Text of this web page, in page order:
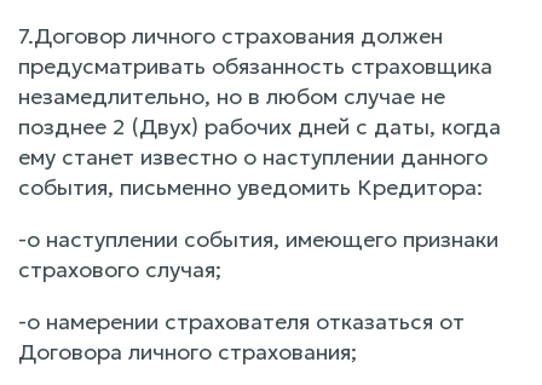
7.Договор личного страхования должен
предусматривать обязанность страховщика
незамедлительно, но в любом случае не
позднее 2 (Двух) рабочих дней с даты, когда
ему станет известно о наступлении данного
события, письменно уведомить Кредитора:
-о наступлении события, имеющего признаки
страхового случая;
-о намерении страхователя отказаться от
Договора личного страхования;